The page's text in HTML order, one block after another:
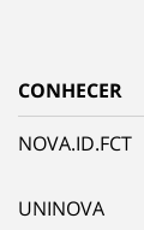
CONHECER
NOVA.ID.FCT
UNINOVA